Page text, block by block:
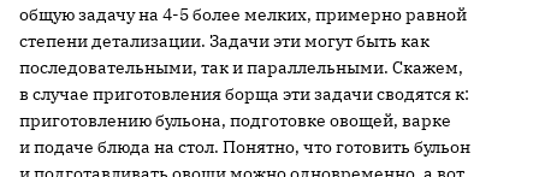
общую задачу на 4-5 более мелких, примерно равной
степени детализации. Задачи эти могут быть как
последовательными, так и параллельными. Скажем,
в случае приготовления борща эти задачи сводятся к:
приготовлению бульона, подготовке овощей, варке
и подаче блюда на стол. Понятно, что готовить бульон